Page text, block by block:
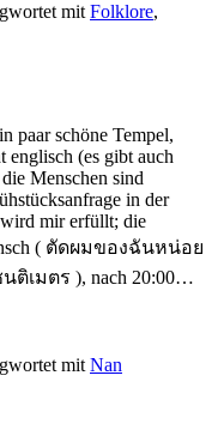
mitFolklore,
paar schöne Tempel,
englisch (es gibt auch
Menschen sind
in der
mir erfüllt; die
( ตัดผมของฉันหน่อย
ติเมตร ), nach 20:00…
mit Nan